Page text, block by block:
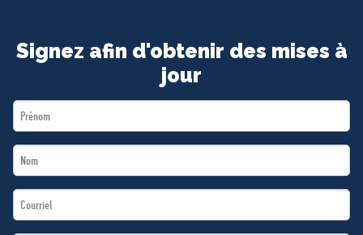
BOUTIQUE
Signez afin d'obtenir des mises à
jour
First
Name
Last
Name
Email
*